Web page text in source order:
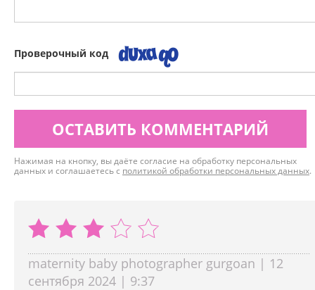
Проверочный код
ОСТАВИТЬ КОММЕНТАРИЙ
Нажимая на кнопку, вы даёте согласие на обработку персональных
данных и соглашаетесь с политикой обработки персональных данных.
maternity baby photographer gurgoan | 12
сентября 2024 | 9:37